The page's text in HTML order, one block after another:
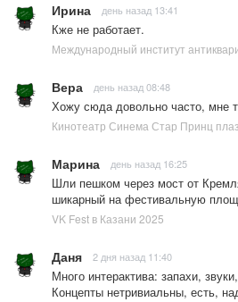
Ирина день назад 13:41
Кже не работает.
Международный институт
Вера день назад 08:48
Хожу сюда довольно часто, мне
Кинотеатр Синема Стар Принц
Марина день назад 16:25
Шли пешком через мост от
шикарный на фестивальную
VK Fest в Казани 2025
Даня 2 дня назад 11:40
Много интерактива: запахи,
Концепты нетривиальны, есть,